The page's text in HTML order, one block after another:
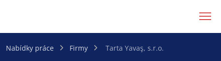
Nabídky práce Firmy Tarta Yavaş, s.r.o.